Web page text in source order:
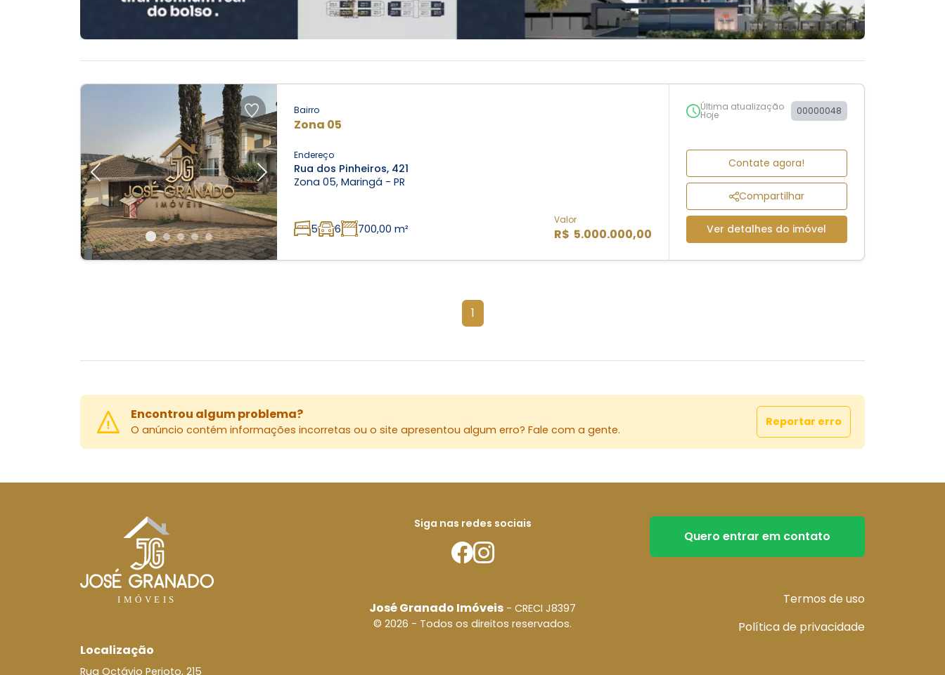
Previous Next
Bairro
Zona 05
Endereço
Rua dos Pinheiros, 421
Zona 05, Maringá - PR
5 6 700,00 m²
Valor
R$ 5.000.000,00
Última atualização
Hoje 00000048
Contate agora!
Compartilhar
Ver detalhes do imóvel
1
Encontrou algum problema?
O anúncio contém informações incorretas ou o site apresentou algum erro? Fale com a gente.
Reportar erro
Localização
Rua Octávio Perioto, 215
Siga nas redes sociais
José Granado Imóveis - CRECI J8397
© 2026 - Todos os direitos reservados.
Quero entrar em contato
Termos de uso
Política de privacidade